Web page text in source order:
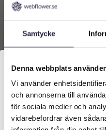
Samtycke
Denna webbplats
Vi använder
och annonserna till
för sociala medier och
vidarebefordrar även
Cyperus | Konstgjord
Lägg till i
varukorg
Vilken typ av kund är
längst